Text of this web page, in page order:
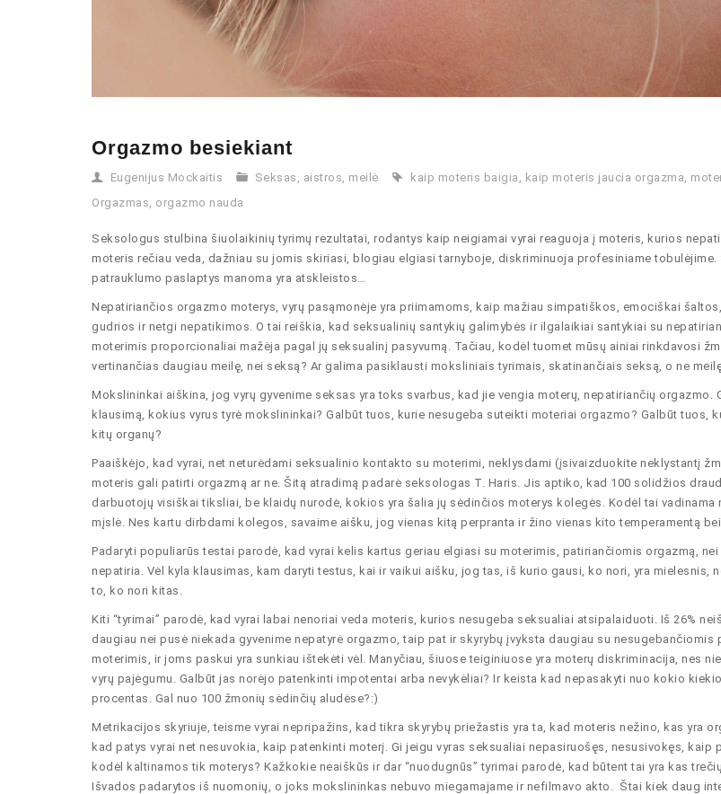
Orgazmo besiekiant
Eugenijus Mockaitis Seksas, aistros, meilė kaip moteris baigia kaip moteris jaucia orgazma
Orgazmas orgazmo nauda
Seksologus stulbina šiuolaikinių tyrimų rezultatai, rodantys kaip neigiamai vyrai reaguoja į moteris, kurios
moteris rečiau veda, dažniau su jomis skiriasi, blogiau elgiasi tarnyboje, diskriminuoja profesiniame tobulėjime.
patrauklumo paslaptys manoma yra atskleistos…
Nepatiriančios orgazmo moterys, vyrų pasąmonėje yra priimamoms, kaip mažiau simpatiškos, emociškai
gudrios ir netgi nepatikimos. O tai reiškia, kad seksualinių santykių galimybės ir ilgalaikiai santykiai su
moterimis proporcionaliai mažėja pagal jų seksualinį pasyvumą. Tačiau, kodėl tuomet mūsų ainiai rinkdavosi
vertinančias daugiau meilę, nei seksą? Ar galima pasiklausti moksliniais tyrimais, skatinančiais seksą, o ne
Mokslininkai aiškina, jog vyrų gyvenime seksas yra toks svarbus, kad jie vengia moterų, nepatiriančių orgazmo.
klausimą, kokius vyrus tyrė mokslininkai? Galbūt tuos, kurie nesugeba suteikti moteriai orgazmo? Galbūt tuos,
kitų organų?
Paaiškėjo, kad vyrai, net neturėdami seksualinio kontakto su moterimi, neklysdami (įsivaizduokite neklystantį
moteris gali patirti orgazmą ar ne. Šitą atradimą padarė seksologas T. Haris. Jis aptiko, kad 100 solidžios
darbuotojų visiškai tiksliai, be klaidų nurodė, kokios yra šalia jų sėdinčios moterys kolegės. Kodėl tai vadinama
mįslė. Nes kartu dirbdami kolegos, savaime aišku, jog vienas kitą perpranta ir žino vienas kito temperamentą
Padaryti populiarūs testai parodė, kad vyrai kelis kartus geriau elgiasi su moterimis, patiriančiomis orgazmą,
nepatiria. Vėl kyla klausimas, kam daryti testus, kai ir vaikui aišku, jog tas, iš kurio gausi, ko nori, yra mielesnis,
to, ko nori kitas.
Kiti “tyrimai” parodė, kad vyrai labai nenoriai veda moteris, kurios nesugeba seksualiai atsipalaiduoti. Iš 26%
daugiau nei pusė niekada gyvenime nepatyrė orgazmo, taip pat ir skyrybų įvyksta daugiau su nesugebančiomis
moterimis, ir joms paskui yra sunkiau ištekėti vėl. Manyčiau, šiuose teiginiuose yra moterų diskriminacija, nes
vyrų pajėgumu. Galbūt jas norėjo patenkinti impotentai arba nevykėliai? Ir keista kad nepasakyti nuo kokio
procentas. Gal nuo 100 žmonių sėdinčių aludėse?:)
Metrikacijos skyriuje, teisme vyrai nepripažins, kad tikra skyrybų priežastis yra ta, kad moteris nežino, kas yra
kad patys vyrai net nesuvokia, kaip patenkinti moterį. Gi jeigu vyras seksualiai nepasiruošęs, nesusivokęs, kaip
kodėl kaltinamos tik moterys? Kažkokie neaiškūs ir dar “nuodugnūs” tyrimai parodė, kad būtent tai yra kas
Išvados padarytos iš nuomonių, o joks mokslininkas nebuvo miegamajame ir nefilmavo akto. Štai kiek daug